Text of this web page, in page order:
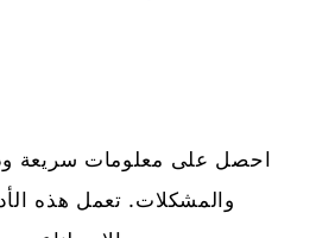
احصل على معلومات سريعة
والمشكلات. تعمل هذه